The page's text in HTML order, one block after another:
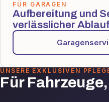
FÜR GARAGEN
Aufbereitung und
verlässlicher
UNSERE EXKLUSIVEN
Für